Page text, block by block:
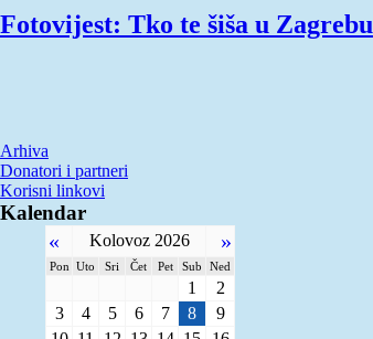
Fotovijest: Tko te šiša u Zagrebu
Arhiva
Donatori i partneri
Korisni linkovi
Kalendar
« Kolovoz 2026 »
Pon Uto Sri Čet Pet Sub Ned
1
2
3
4 5 6 7 8
9